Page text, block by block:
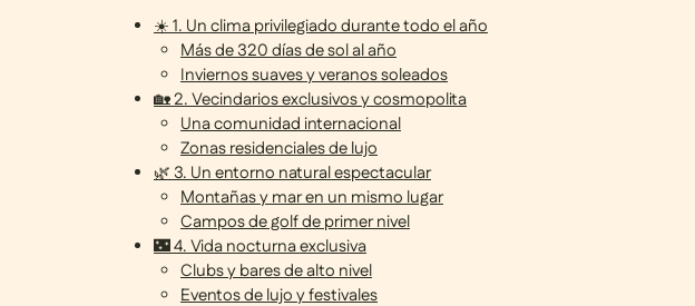
☀️ 1. Un clima privilegiado durante todo el año
Más de 320 días de sol al año
Inviernos suaves y veranos soleados
🏡 2. Vecindarios exclusivos y cosmopolita
Una comunidad internacional
Zonas residenciales de lujo
🌿 3. Un entorno natural espectacular
Montañas y mar en un mismo lugar
Campos de golf de primer nivel
🌃 4. Vida nocturna exclusiva
Clubs y bares de alto nivel
Eventos de lujo y festivales